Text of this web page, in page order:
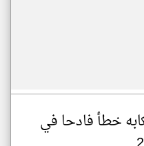
خطأ فادحا في